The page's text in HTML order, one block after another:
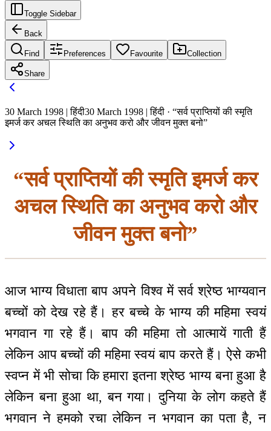
Toggle Sidebar
Back
Find Preferences Favourite Collection
Share
30 March 1998 | हिंदी30 March 1998 | हिंदी · “सर्व प्राप्तियों की स्मृति
इमर्ज कर अचल स्थिति का अनुभव करो और जीवन मुक्त बनो”
“सर्व प्राप्तियों की स्मृति इमर्ज कर
अचल स्थिति का अनुभव करो और
जीवन मुक्त बनो”
आज भाग्य विधाता बाप अपने विश्व में सर्व श्रेष्ठ भाग्यवान
बच्चों को देख रहे हैं। हर बच्चे के भाग्य की महिमा स्वयं
भगवान गा रहे हैं। बाप की महिमा तो आत्मायें गाती हैं
लेकिन आप बच्चों की महिमा स्वयं बाप करते हैं। ऐसे कभी
स्वप्न में भी सोचा कि हमारा इतना श्रेष्ठ भाग्य बना हुआ है
लेकिन बना हुआ था, बन गया। दुनिया के लोग कहते हैं
भगवान ने हमको रचा लेकिन न भगवान का पता है, न